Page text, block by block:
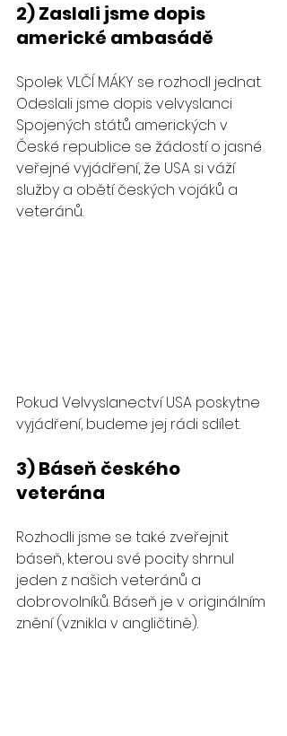
2) Zaslali jsme dopis
americké ambasádě
Spolek VLČÍ MÁKY se rozhodl jednat.
Odeslali jsme dopis velvyslanci
Spojených států amerických v
České republice se žádostí o jasné
veřejné vyjádření, že USA si váží
služby a obětí českých vojáků a
veteránů.
Pokud Velvyslanectví USA poskytne
vyjádření, budeme jej rádi sdílet.
3) Báseň českého
veterána
Rozhodli jsme se také zveřejnit
báseň, kterou své pocity shrnul
jeden z našich veteránů a
dobrovolníků. Báseň je v originálním
znění (vznikla v angličtině).